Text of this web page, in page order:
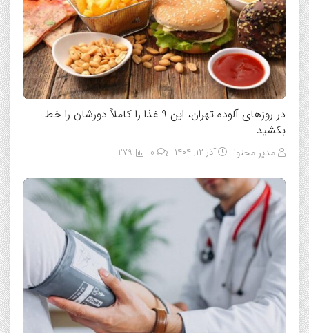
در روزهای آلوده تهران، این ۹ غذا را کاملاً دورشان را خط
بکشید
مدیر محتوا آذر ۱۲, ۱۴۰۴ 279